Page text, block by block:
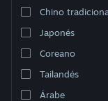
Cambiar idioma
Obtener la aplicación
Ver versión clásica
Chino
Japonés
Coreano
Tailandés
Árabe
1 resultado coincide
según tus preferencias.